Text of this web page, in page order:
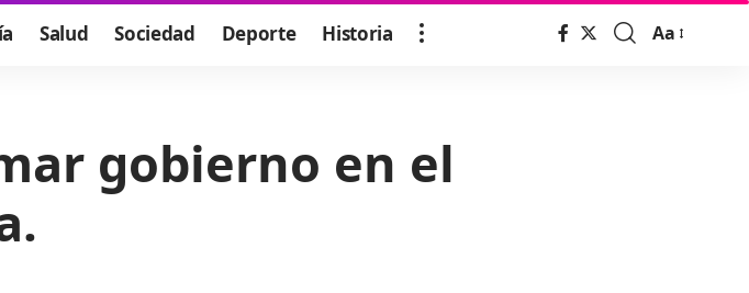
Salud Sociedad Deporte Historia
Font
Aa
gobierno en el